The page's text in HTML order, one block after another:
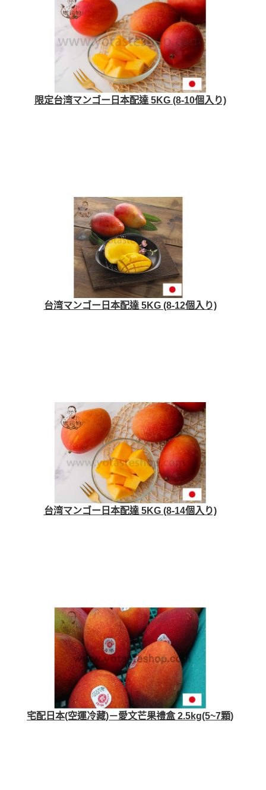
限定台湾マンゴー日本配達 5KG (8-10個入り)
台湾マンゴー日本配達 5KG (8-12個入り)
台湾マンゴー日本配達 5KG (8-14個入り)
宅配日本(空運冷藏)－愛文芒果禮盒 2.5kg(5~7顆)